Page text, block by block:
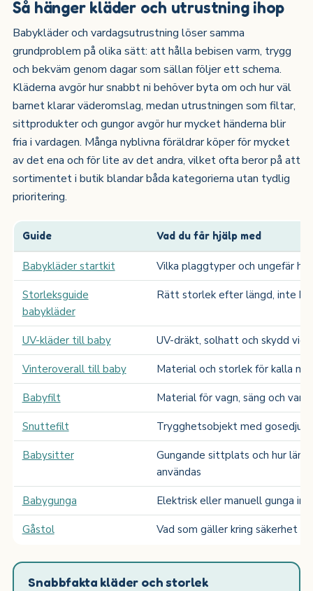
Så hänger kläder och utrustning ihop
Babykläder och vardagsutrustning löser samma
grundproblem på olika sätt: att hålla bebisen varm, trygg
och bekväm genom dagar som sällan följer ett schema.
Kläderna avgör hur snabbt ni behöver byta om och hur väl
barnet klarar väderomslag, medan utrustningen som filtar,
sittprodukter och gungor avgör hur mycket händerna blir
fria i vardagen. Många nyblivna föräldrar köper för mycket
av det ena och för lite av det andra, vilket ofta beror på att
sortimentet i butik blandar båda kategorierna utan tydlig
prioritering.
Guide Vad du får hjälp med
Babykläder startkit Vilka plaggtyper och ungefär
Storleksguide
babykläder
Rätt storlek efter längd, inte
UV-kläder till baby UV-dräkt, solhatt och skydd vid
Vinteroverall till baby Material och storlek för kalla
Babyfilt Material för vagn, säng och
Snuttefilt Trygghetsobjekt med gosedjur,
Babysitter
Gungande sittplats och hur
användas
Babygunga Elektrisk eller manuell gunga
Gåstol Vad som gäller kring säkerhet
Snabbfakta kläder och storlek